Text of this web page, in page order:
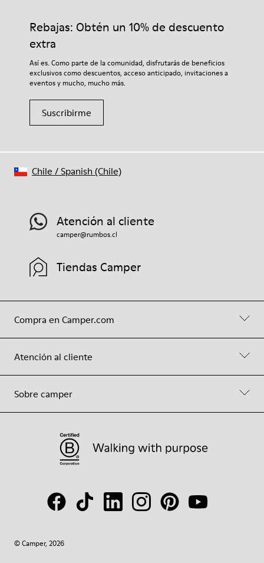
EVA
Lining
polyester
adecuados para el cuidado del calzado los protegerá y
garantizará que duren más tiempo.
Si deseas obtener información detallada sobre cómo cuidar de
tu par, visita nuestraGuía para el cuidado del calzado.
Rebajas: Obtén un 10% de descuento
extra
Así es. Como parte de la comunidad, disfrutarás de beneficios
exclusivos como descuentos, acceso anticipado, invitaciones a
eventos y mucho, mucho más.
Suscribirme
Compra en Camper.com
Atención al cliente
Sobre camper
Atención al cliente
camper@rumbos.cl
Tiendas Camper
© Camper, 2026
Chile /Spanish (Chile)